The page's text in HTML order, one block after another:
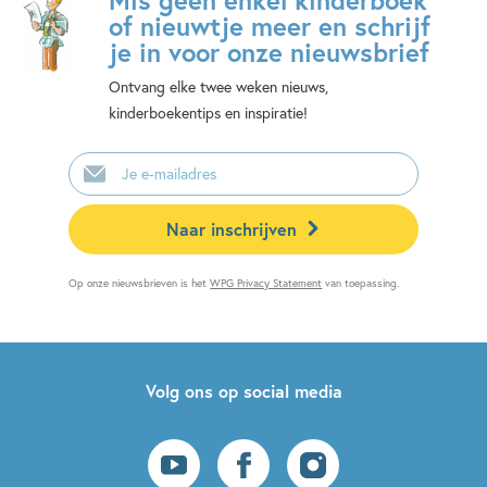
of nieuwtje meer en schrijf
je in voor onze nieuwsbrief
Ontvang elke twee weken nieuws,
kinderboekentips en inspiratie!
E-
mailadres
Naar inschrijven
Op onze nieuwsbrieven is hetWPG Privacy Statement van toepassing.
Volg ons op social media